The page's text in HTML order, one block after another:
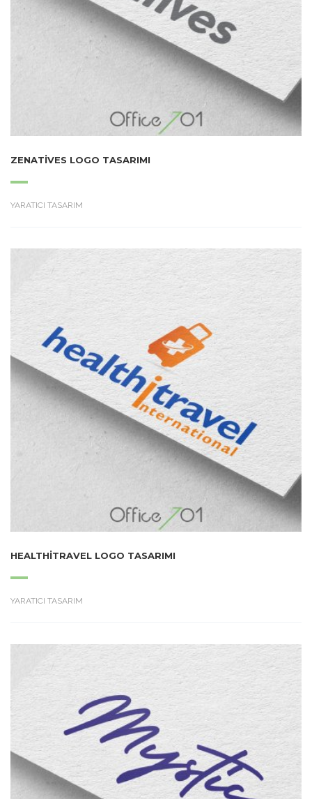
ZENATIVES LOGO TASARIMI
YARATICI TASARIM
HEALTHITRAVEL LOGO TASARIMI
YARATICI TASARIM